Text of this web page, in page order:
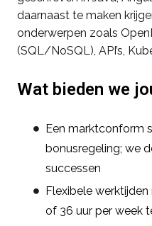
daarnaast te maken
onderwerpen zoals
(SQL/NoSQL), API’s,
Wat bieden we
Een marktconform
bonusregeling; we
successen
Flexibele
of 36 uur per week